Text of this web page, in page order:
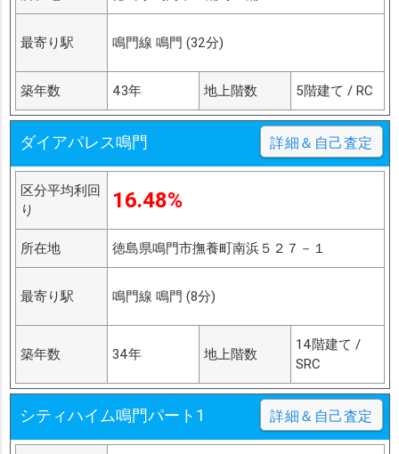
最寄り駅 鳴門線 鳴門 (32分)
築年数 43年 地上階数 5階建て / RC
ダイアパレス鳴門 詳細＆自己査定
区分平均利回
り
16.48%
所在地 徳島県鳴門市撫養町南浜５２７－１
最寄り駅 鳴門線 鳴門 (8分)
築年数 34年 地上階数
14階建て /
SRC
シティハイム鳴門パート1 詳細＆自己査定